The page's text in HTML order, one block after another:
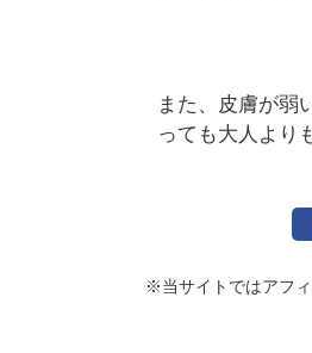
また、皮膚が弱
っても大人より
※当サイトではアフィ